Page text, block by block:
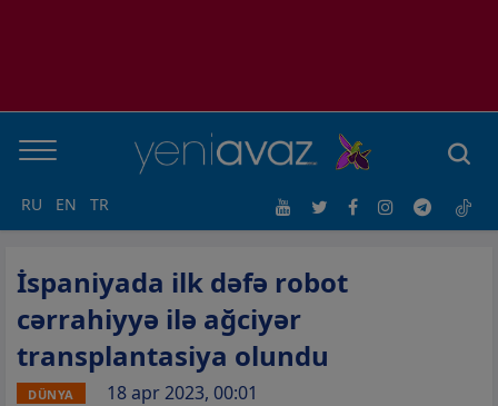
RU EN TR
İspaniyada ilk dəfə robot
cərrahiyyə ilə ağciyər
transplantasiya olundu
DÜNYA 18 apr 2023, 00:01